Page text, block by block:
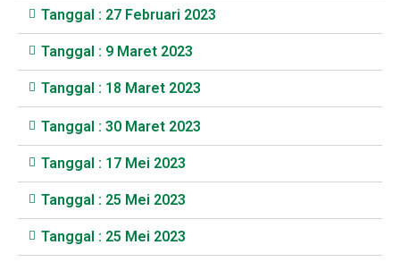
Tanggal : 27 Februari 2023
Tanggal : 9 Maret 2023
Tanggal : 18 Maret 2023
Tanggal : 30 Maret 2023
Tanggal : 17 Mei 2023
Tanggal : 25 Mei 2023
Tanggal : 25 Mei 2023